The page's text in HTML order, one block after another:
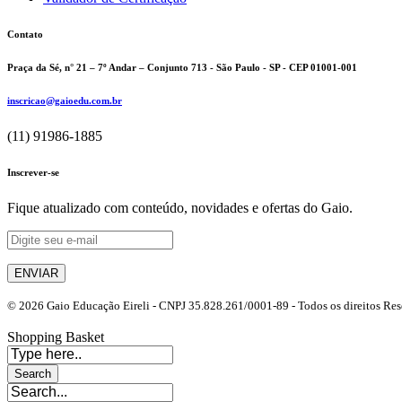
Contato
Praça da Sé, n° 21 – 7º Andar – Conjunto 713 - São Paulo - SP - CEP 01001-001
inscricao@gaioedu.com.br
(11) 91986-1885
Inscrever-se
Fique atualizado com conteúdo, novidades e ofertas do Gaio.
© 2026 Gaio Educação Eireli - CNPJ 35.828.261/0001-89 - Todos os direitos
Shopping Basket